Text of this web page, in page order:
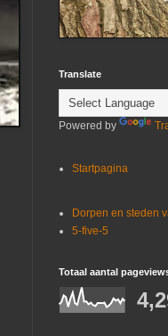
Translate
Powered by
Startpagina
Dorpen en steden
5-five-5
Totaal aantal